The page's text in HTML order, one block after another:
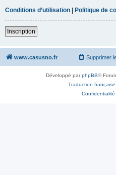
Conditions d’utilisation | Politique de
Inscription
www.casusno.fr Supprimer
Développé parphpBB®
Traduction
Confidentialité